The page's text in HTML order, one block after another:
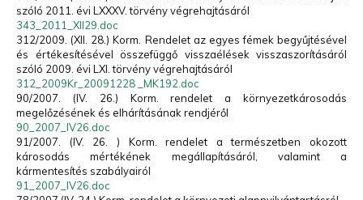
szóló 2011. évi LXXXV. törvény végrehajtásáról
343_2011_XII29.doc
312/2009. (XII. 28.) Korm. Rendelet az egyes fémek begyűjtésével
és értékesítésével összefüggő visszaélések visszaszorításáról
szóló 2009. évi LXI. törvény végrehajtásáról
312_2009Kr_20091228 _MK192.doc
90/2007. (IV. 26.) Korm. rendelet a környezetkárosodás
megelőzésének és elhárításának rendjéről
90_2007_IV26.doc
91/2007. (IV. 26. ) Korm. rendelet a természetben okozott
károsodás mértékének megállapításáról, valamint a
kármentesítés szabályairól
91_2007_IV26.doc